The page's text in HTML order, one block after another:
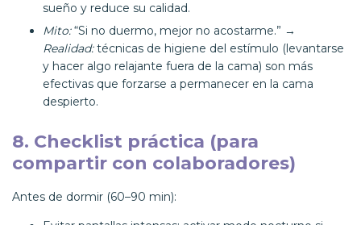
sueño y reduce su calidad.
Mito:“Si no duermo, mejor no acostarme.” →
Realidad:técnicas de higiene del estímulo (levantarse
y hacer algo relajante fuera de la cama) son más
efectivas que forzarse a permanecer en la cama
despierto.
8. Checklist práctica (para
compartir con colaboradores)
Antes de dormir (60–90 min):